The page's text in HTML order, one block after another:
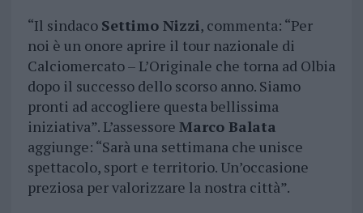
“Il sindaco Settimo Nizzi, commenta: “Per
noi è un onore aprire il tour nazionale di
Calciomercato – L’Originale che torna ad Olbia
dopo il successo dello scorso anno. Siamo
pronti ad accogliere questa bellissima
iniziativa”. L’assessore Marco Balata
aggiunge: “Sarà una settimana che unisce
spettacolo, sport e territorio. Un’occasione
preziosa per valorizzare la nostra città”.